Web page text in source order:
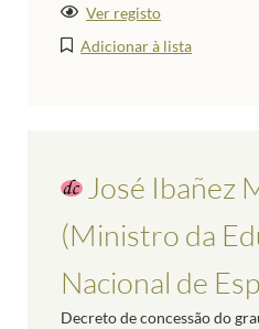
Ver registo
Adicionar à lista
José Ibañez
(Ministro da
Nacional de
Decreto de concessão do